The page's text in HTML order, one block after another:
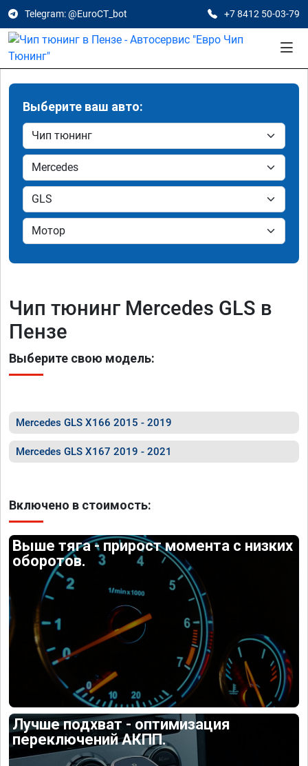
Telegram: @EuroCT_bot +7 8412 50-03-79
Выберите ваш авто:
Чип тюнинг Mercedes GLS в
Пензе
Выберите свою модель:
Mercedes GLS X166 2015 - 2019
Mercedes GLS X167 2019 - 2021
Включено в стоимость:
Выше тяга - прирост момента с низких
оборотов.
Лучше подхват - оптимизация
переключений АКПП.